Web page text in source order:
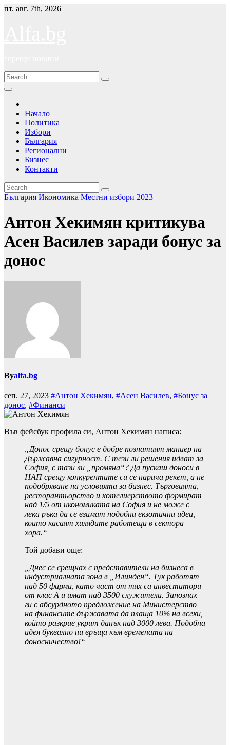
Skip
пт. авг. 7th, 2026
Начало
Политика
Избори
България
Регионални
Бизнес
Контакти
България Икономика Местни избори 2023
Антон Хекимян критикува
Асен Василев заради бонус за
донос
Byalfa.bg
сеп. 27, 2023 #Антон Хекимян, #Асен Василев, #Бонус за
донос, #Финанси
Във фейсбук профила си, Антон Хекимян написа:
„Донос срещу бонус е добре познатият маниер на
Държавна сигурност. С тези ли решения идват за
София, с тази ли „промяна“? Да пускаш доноси в
НАП срещу конкурентите си се нарича рекет, а не
подобряване на условията за бизнес. Търговията,
ресторантьорство и хотелиерството формират
над 1/5 от икономиката на София и не може с
лека ръка да се взимат подобни екзотични идеи,
които касаят хилядите работещи в сектора
хора.“
Той добави още:
„Днес се срещнах с представители на бизнеса в
индустриалната зона в „Илинден“. Тук работят
над 50 фирми, като част от тях са инвеститори
от клас А и имат над 3500 служители. Запознах
ги с абсурдното предложение на Министерство
на финансите държавата да плаща 10% на всеки,
който разкрие укрит данък над 3000 лева. Подобна
идея буквално ни връща към времената на
доносничество!“